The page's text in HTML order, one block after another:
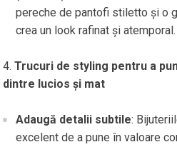
pereche de pantofi stiletto și o
crea un look rafinat și atemporal.
Trucuri de styling pentru a
dintre lucios și mat
Adaugă detalii subtile:
excelent de a pune în valoare